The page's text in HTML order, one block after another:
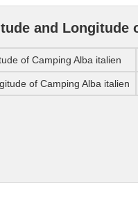
and Longitude
of Camping Alba italien
of Camping Alba italien